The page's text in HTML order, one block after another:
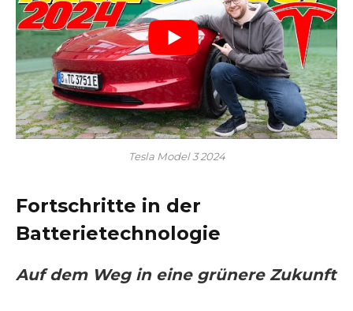
Tesla Model 3 2024
Fortschritte in der
Batterietechnologie
Auf dem Weg in eine grünere Zukunft